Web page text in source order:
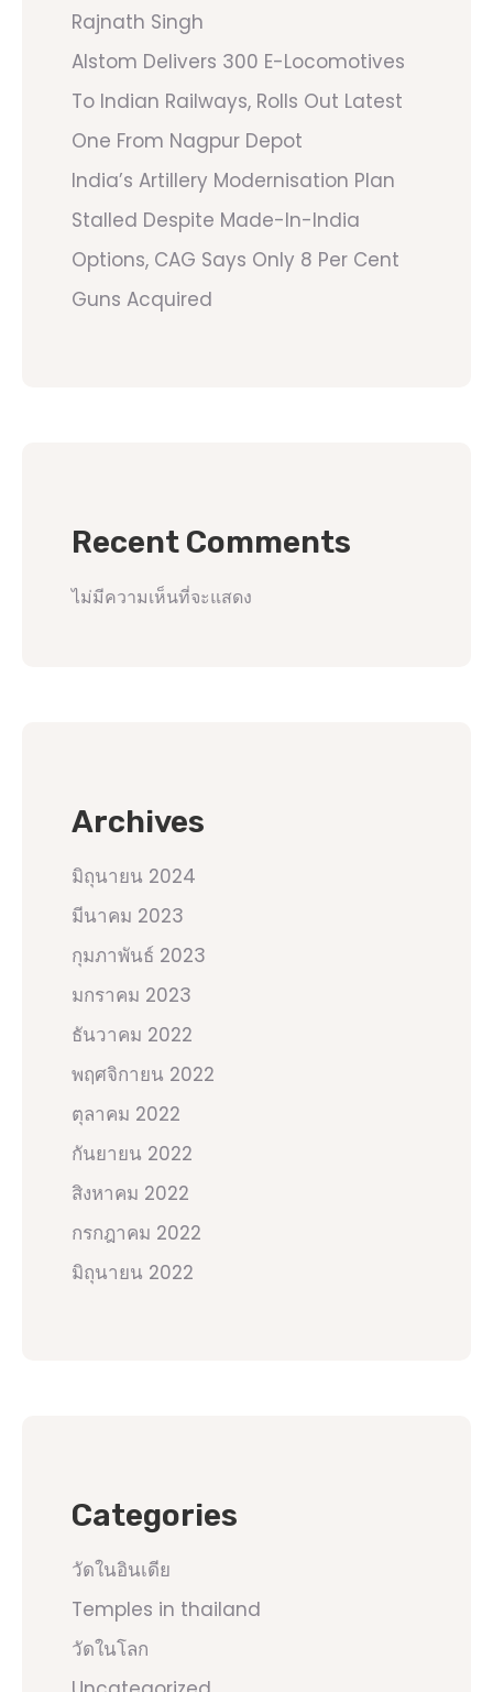
Rajnath Singh
Alstom Delivers 300 E-Locomotives
To Indian Railways, Rolls Out Latest
One From Nagpur Depot
India’s Artillery Modernisation Plan
Stalled Despite Made-In-India
Options, CAG Says Only 8 Per Cent
Guns Acquired
Recent Comments
ไม่มีความเห็นที่จะแสดง
Archives
มิถุนายน 2024
มีนาคม 2023
กุมภาพันธ์ 2023
มกราคม 2023
ธันวาคม 2022
พฤศจิกายน 2022
ตุลาคม 2022
กันยายน 2022
สิงหาคม 2022
กรกฎาคม 2022
มิถุนายน 2022
Categories
วัดในอินเดีย
Temples in thailand
วัดในโลก